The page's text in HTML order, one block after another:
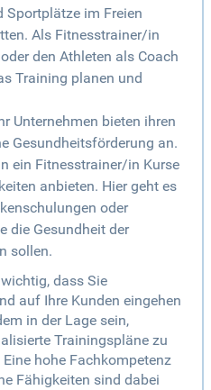
im Freien
Als Fitnesstrainer/in
den Athleten als Coach
Training planen und
Unternehmen bieten ihren
Gesundheitsförderung an.
ein Fitnesstrainer/in Kurse
anbieten. Hier geht es
oder
die Gesundheit der
sollen.
dass Sie
auf Ihre Kunden eingehen
in der Lage sein,
Trainingspläne zu
hohe Fachkompetenz
Fähigkeiten sind dabei